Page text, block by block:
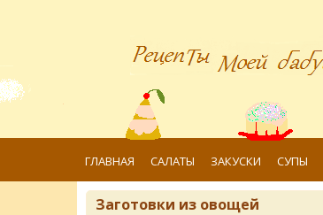
ГЛАВНАЯ САЛАТЫ ЗАКУСКИ СУПЫ
Заготовки из овощей